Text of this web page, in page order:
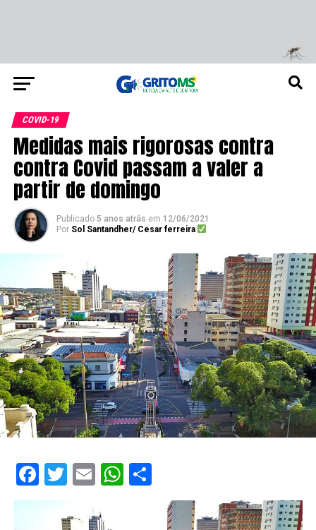
COVID-19
Medidas mais rigorosas contra
contra Covid passam a valer a
partir de domingo
Publicado 5 anos atrás em 12/06/2021
Por Sol Santandher/ Cesar ferreira
Facebook
Twitter
EmailWhatsApp
Share